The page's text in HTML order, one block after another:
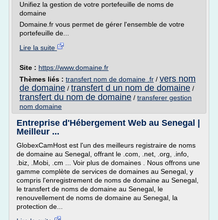
Unifiez la gestion de votre portefeuille de noms de
domaine
Domaine.fr vous permet de gérer l'ensemble de votre
portefeuille de...
Lire la suite
Site : https://www.domaine.fr
Thèmes liés : transfert nom de domaine .fr / vers nom
de domaine / transfert d un nom de domaine /
transfert du nom de domaine / transferer gestion
nom domaine
Entreprise d'Hébergement Web au Senegal |
Meilleur ...
GlobexCamHost est l'un des meilleurs registraire de noms
de domaine au Senegal, offrant le .com, .net, .org, .info,
.biz, .Mobi, .cm ... Voir plus de domaines . Nous offrons une
gamme complète de services de domaines au Senegal, y
compris l'enregistrement de noms de domaine au Senegal,
le transfert de noms de domaine au Senegal, le
renouvellement de noms de domaine au Senegal, la
protection de...